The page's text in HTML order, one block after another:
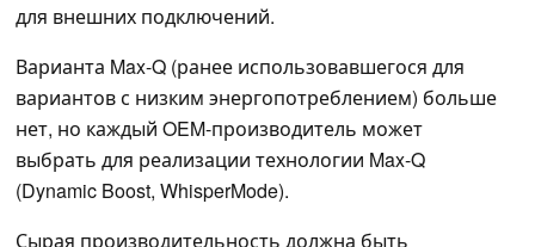
для внешних подключений.
Варианта Max-Q (ранее использовавшегося для
вариантов с низким энергопотреблением) больше
нет, но каждый OEM-производитель может
выбрать для реализации технологии Max-Q
(Dynamic Boost, WhisperMode).
Сырая производительность должна быть